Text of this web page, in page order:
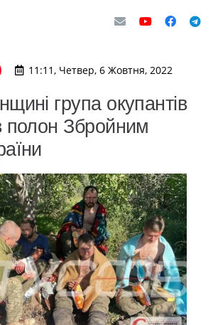
11:11, Четвер, 6 Жовтня, 2022
група окупантів
полон Збройним